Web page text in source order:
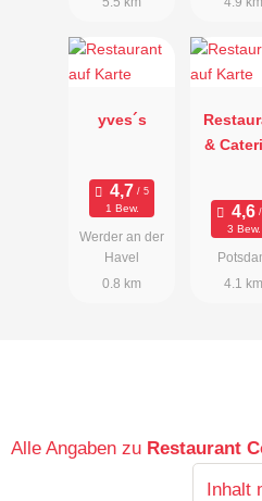
yves´s
1 Bew.
Werder an der
Havel
0.8 km
&
3 Bew.
4.1 km
Alle Angaben zu Restaurant
Inhalt